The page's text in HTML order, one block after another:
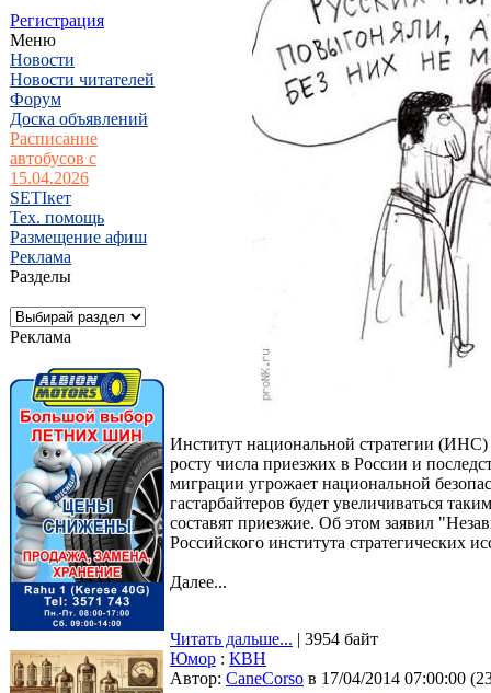
Регистрация
Меню
Новости
Новости читателей
Форум
Доска объявлений
Расписание
автобусов с
15.04.2026
SETIкет
Тех. помощь
Размещение афиш
Реклама
Разделы
Реклама
Институт национальной стратегии
росту числа приезжих в России и
миграции угрожает национальной
гастарбайтеров будет увеличиваться
составят приезжие. Об этом заявил
Российского института стратегических
Далее...
Читать дальше... | 3954 байт
Юмор : КВН
Автор: CaneCorso в 17/04/2014 07:00:00 (